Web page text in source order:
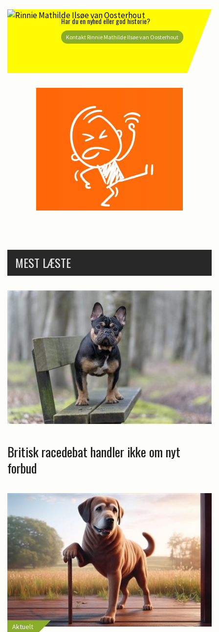
Har du en nyhed eller god historie?
Kontakt Rinnie Mathilde Ilsøe van Oosterhout
MEST LÆSTE
Britisk racedebat handler ikke om nyt
forbud
Aktuelt